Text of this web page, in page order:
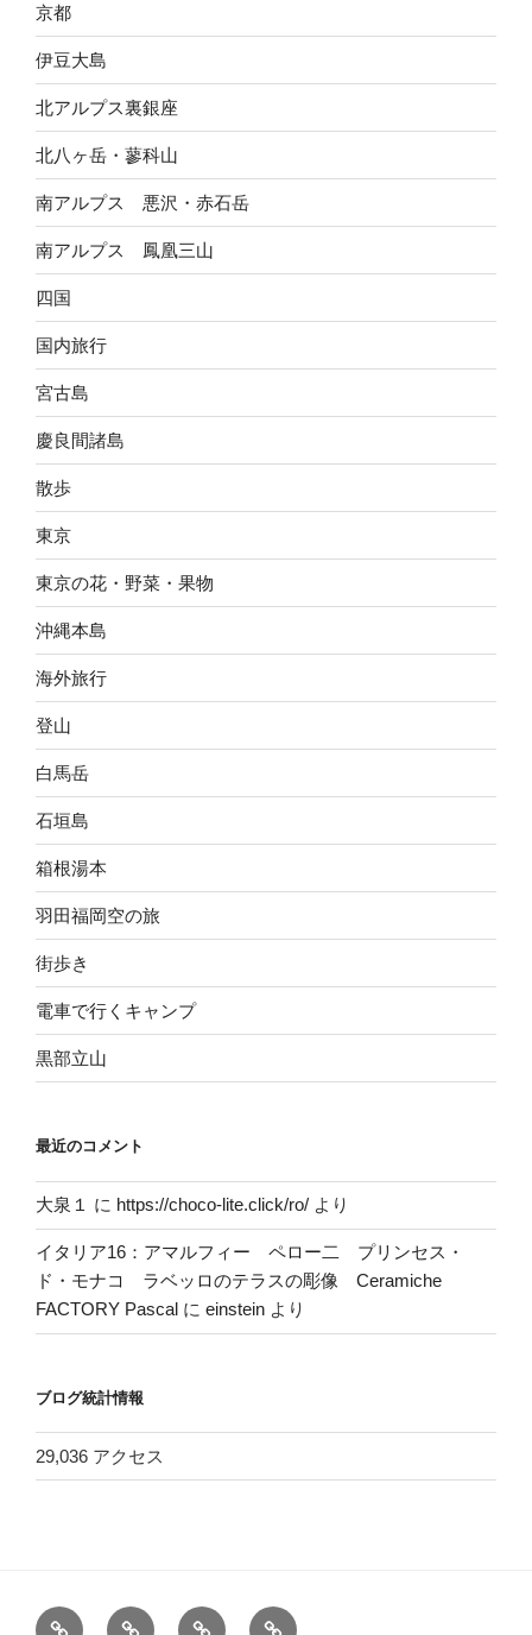
京都
伊豆大島
北アルプス裏銀座
北八ヶ岳・蓼科山
南アルプス 悪沢・赤石岳
南アルプス 鳳凰三山
四国
国内旅行
宮古島
慶良間諸島
散歩
東京
東京の花・野菜・果物
沖縄本島
海外旅行
登山
白馬岳
石垣島
箱根湯本
羽田福岡空の旅
街歩き
電車で行くキャンプ
黒部立山
最近のコメント
大泉１ に https://choco-lite.click/ro/ より
イタリア16：アマルフィー ペロー二 プリンセス・
ド・モナコ ラベッロのテラスの彫像 Ceramiche
FACTORY Pascal に einstein より
ブログ統計情報
29,036 アクセス
ホ お ヘ 電